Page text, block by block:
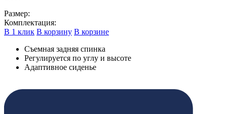
Размер:
Комплектация:
В 1 клик В корзину В корзине
Съемная задняя спинка
Регулируется по углу и высоте
Адаптивное сиденье